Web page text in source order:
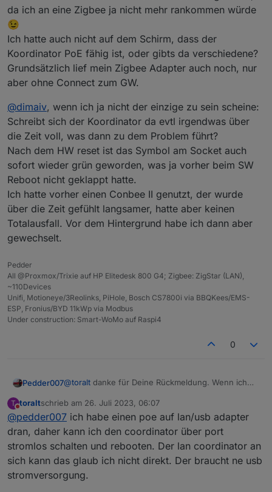
2023-07-24 13:41:38.756 - info: zigbee.0
2023-07-24 13:41:57.767 - error: zigbee.0
2023-07-24 13:41:57.767 - error: zigbee.0
2023-07-24 13:42:07.768 - info: zigbee.0
unifi system zugreifen kann, habe ich das immer direkt
per hand gemacht, wenn ich bemerkt hatte, dass es nicht
An was das liegt, weiß ich nicht, die coordinator
firmwares ändern nichts daran. Und da ich den Fehler
nicht selbst reproduzieren kann (das kommt immer dann,
wenn ich keinen Nerv dafür habe) habe ich keine
weiteren „Untersuchungen“ gemacht.
da ich an eine Zigbee ja nicht mehr rankommen würde
😉
Ich hatte auch nicht auf dem Schirm, dass der
Koordinator PoE fähig ist, oder gibts da verschiedene?
Grundsätzlich lief mein Zigbee Adapter auch noch, nur
aber ohne Connect zum GW.
@dimaiv, wenn ich ja nicht der einzige zu sein scheine:
Schreibt sich der Koordinator da evtl irgendwas über
die Zeit voll, was dann zu dem Problem führt?
Nach dem HW reset ist das Symbol am Socket auch
sofort wieder grün geworden, was ja vorher beim SW
Reboot nicht geklappt hatte.
Ich hatte vorher einen Conbee II genutzt, der wurde
über die Zeit gefühlt langsamer, hatte aber keinen
Totalausfall. Vor dem Hintergrund habe ich dann aber
gewechselt.
Pedder
All @Proxmox/Trixie auf HP Elitedesk 800 G4; Zigbee: ZigStar (LAN),
~110Devices
Unifi, Motioneye/3Reolinks, PiHole, Bosch CS7800i via BBQKees/EMS-
ESP, Fronius/BYD 11kWp via Modbus
Under construction: Smart-WoMo auf Raspi4
0
Pedder007@toralt danke für Deine Rückmeldung. Wenn ich
2 Monaten bei mir ja ganz gut hin. Der Hinweis bzgl
PoE (nutze auch Unifi und komme per VPN an alles
ran) ist gut! Ich hatte schon über eine WLAN
Steckdose nachgedacht, da ich an eine Zigbee ja
nicht mehr rankommen würde 😉
Ich hatte auch nicht auf dem Schirm, dass der
Koordinator PoE fähig ist, oder gibts da
@dimaiv, wenn ich ja nicht der einzige zu sein
scheine:
Schreibt sich der Koordinator da evtl irgendwas
über die Zeit voll, was dann zu dem Problem führt?
Nach dem HW reset ist das Symbol am Socket auch
sofort wieder grün geworden, was ja vorher beim
SW Reboot nicht geklappt hatte.
T
Nicht stören
toraltschrieb am 26. Juli 2023, 06:07
zuletzt editiert von
@pedder007 ich habe einen poe auf lan/usb adapter
dran, daher kann ich den coordinator über port
stromlos schalten und rebooten. Der lan coordinator an
sich kann das glaub ich nicht direkt. Der braucht ne usb
stromversorgung.